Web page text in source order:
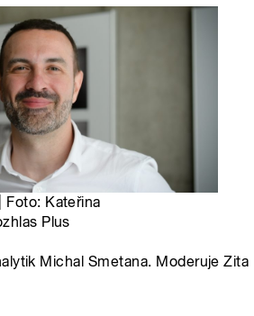
Foto: Kateřina
Plus
Michal Smetana. Moderuje Zita